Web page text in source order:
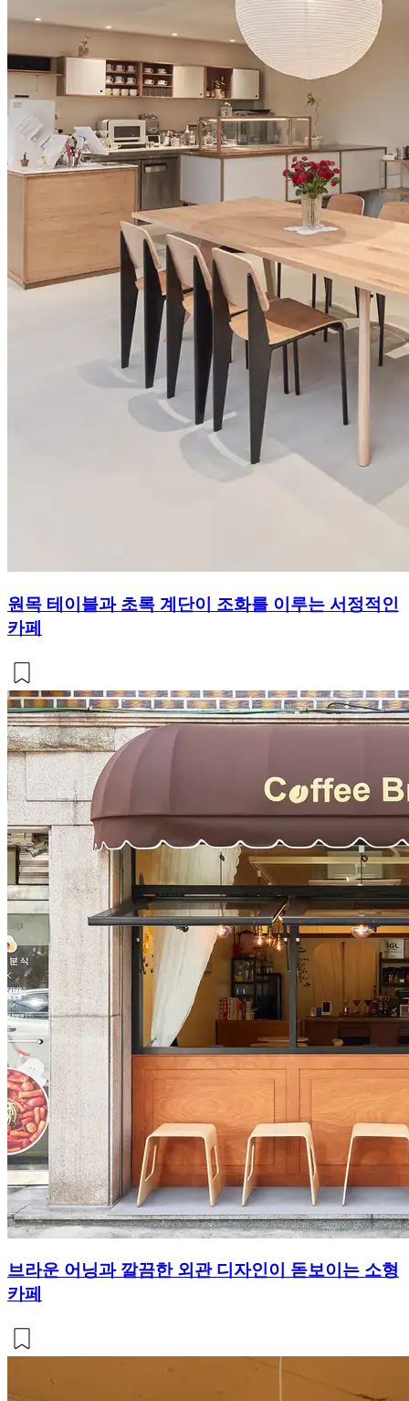
원목 테이블과 초록 계단이 조화를 이루는 서정적인
카페
브라운 어닝과 깔끔한 외관 디자인이 돋보이는 소형
카페